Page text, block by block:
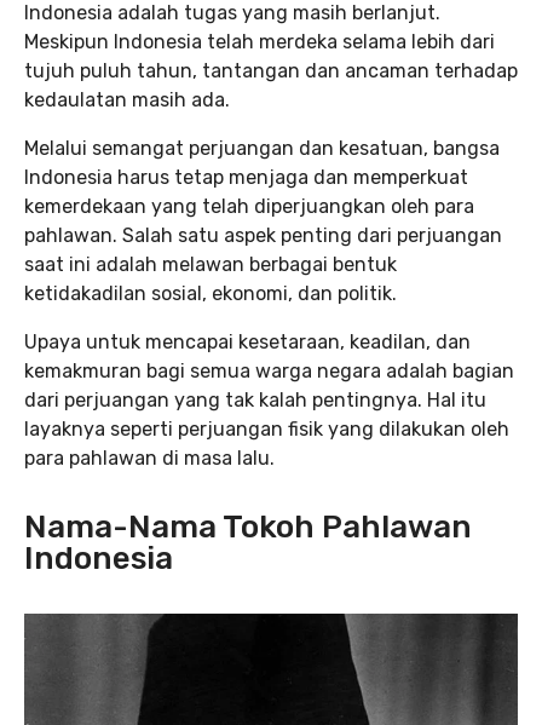
Indonesia adalah tugas yang masih berlanjut.
Meskipun Indonesia telah merdeka selama lebih dari
tujuh puluh tahun, tantangan dan ancaman terhadap
kedaulatan masih ada.
Melalui semangat perjuangan dan kesatuan, bangsa
Indonesia harus tetap menjaga dan memperkuat
kemerdekaan yang telah diperjuangkan oleh para
pahlawan. Salah satu aspek penting dari perjuangan
saat ini adalah melawan berbagai bentuk
ketidakadilan sosial, ekonomi, dan politik.
Upaya untuk mencapai kesetaraan, keadilan, dan
kemakmuran bagi semua warga negara adalah bagian
dari perjuangan yang tak kalah pentingnya. Hal itu
layaknya seperti perjuangan fisik yang dilakukan oleh
para pahlawan di masa lalu.
Nama-Nama Tokoh Pahlawan
Indonesia